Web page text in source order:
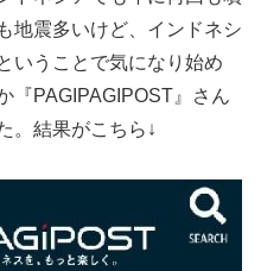
地震多いけど、インドネシ
いうことで気になり始め
『PAGIPAGIPOST』さん
。結果がこちら↓